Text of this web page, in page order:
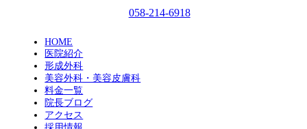
058-214-6918
HOME
医院紹介
形成外科
美容外科・美容皮膚科
料金一覧
院長ブログ
アクセス